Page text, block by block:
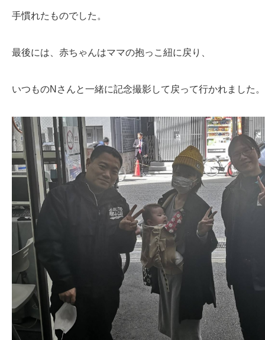
手慣れたものでした。
最後には、赤ちゃんはママの抱っこ紐に戻り、
いつものNさんと一緒に記念撮影して戻って行かれました。